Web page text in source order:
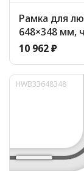
Рамка для
648×348 мм,
10 962 ₽
HWB33648348